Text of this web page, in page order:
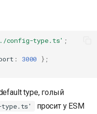
config-type.ts' ;
: 3000
};
type, голый
просит у ESM